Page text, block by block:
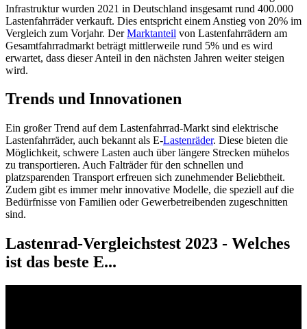
Infrastruktur wurden 2021 in Deutschland insgesamt rund 400.000
Lastenfahrräder verkauft. Dies entspricht einem Anstieg von 20% im
Vergleich zum Vorjahr. DerMarktanteil von Lastenfahrrädern am
Gesamtfahrradmarkt beträgt mittlerweile rund 5% und es wird
erwartet, dass dieser Anteil in den nächsten Jahren weiter steigen
wird.
Trends und Innovationen
Ein großer Trend auf dem Lastenfahrrad-Markt sind elektrische
Lastenfahrräder, auch bekannt als E-Lastenräder. Diese bieten die
Möglichkeit, schwere Lasten auch über längere Strecken mühelos
zu transportieren. Auch Falträder für den schnellen und
platzsparenden Transport erfreuen sich zunehmender Beliebtheit.
Zudem gibt es immer mehr innovative Modelle, die speziell auf die
Bedürfnisse von Familien oder Gewerbetreibenden zugeschnitten
sind.
Lastenrad-Vergleichstest 2023 - Welches
ist das beste E...